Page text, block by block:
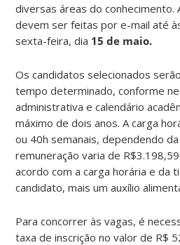
diversas áreas do conhecimento.
devem ser feitas por e-mail até
sexta-feira, dia 15 de maio.
Os candidatos selecionados
tempo determinado, conforme
administrativa e calendário
máximo de dois anos. A carga
ou 40h semanais, dependendo da
remuneração varia de
acordo com a carga horária e da
candidato, mais um auxílio
Para concorrer às vagas, é
taxa de inscrição no valor de R$